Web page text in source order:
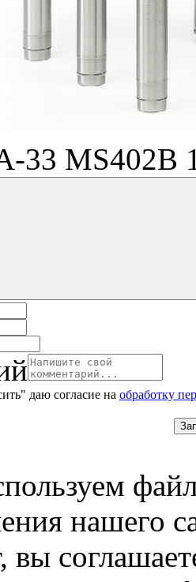
33 MS402B
даю согласие на обработку
нашего
вы